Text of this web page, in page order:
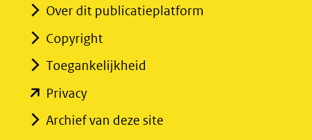
Over dit publicatieplatform
Copyright
Toegankelijkheid
Privacy(opent
in
Archief van deze site